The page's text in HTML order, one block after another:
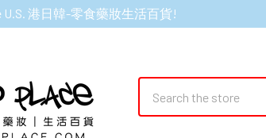
U.S. 港日韓-零食藥妝生活百貨!